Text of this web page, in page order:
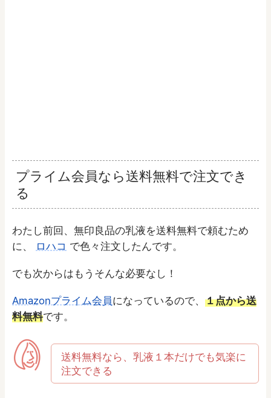
プライム会員なら送料無料で注文でき
る
わたし前回、無印良品の乳液を送料無料で頼むため
に、
ロハコ で色々注文したんです。
でも次からはもうそんな必要なし！
Amazonプライム会員になっているので、 １点から送
料無料です。
送料無料なら、乳液１本だけでも気楽に
注文できる